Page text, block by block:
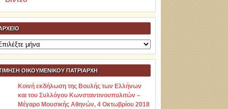
ΟΙΚΟΥΜΕΝΙΚΟΥ ΠΑΤΡΙΑΡΧΗ
Κοινή εκδήλωση της Βουλής των Ελλήνων
και του Συλλόγου Κωνσταντινουπολιτών –
Μέγαρο Μουσικής Αθηνών, 4 Οκτωβρίου 2018